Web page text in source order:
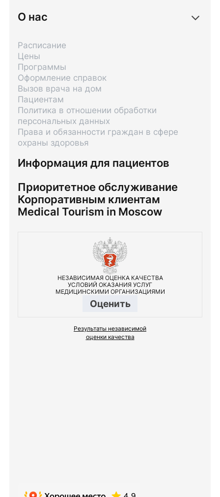
О нас
Информация для пациентов
Расписание
Цены
Программы
Оформление справок
Вызов врача на дом
Пациентам
Политика в отношении обработки
персональных данных
Права и обязанности граждан в сфере
охраны здоровья
Приоритетное обслуживание
Корпоративным клиентам
Medical Tourism in Moscow
НЕЗАВИСИМАЯ ОЦЕНКА КАЧЕСТВА
УСЛОВИЙ ОКАЗАНИЯ УСЛУГ
МЕДИЦИНСКИМИ ОРГАНИЗАЦИЯМИ
Оценить
Результаты независимой
оценки качества